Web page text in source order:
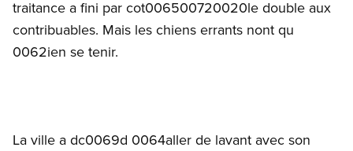
traitance a fini par cot006500720020le double aux
contribuables. Mais les chiens errants nont qu
0062ien se tenir.
La ville a dc0069d 0064aller de lavant avec son